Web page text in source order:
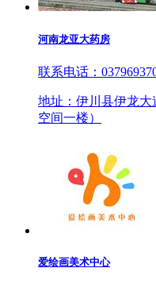
河南龙亚大药房
联系电话：
地址：伊川县伊龙大
空间一楼）
爱绘画美术中心